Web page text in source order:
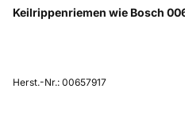
Keilrippenriemen wie Bosch
Herst.-Nr.: 00657917